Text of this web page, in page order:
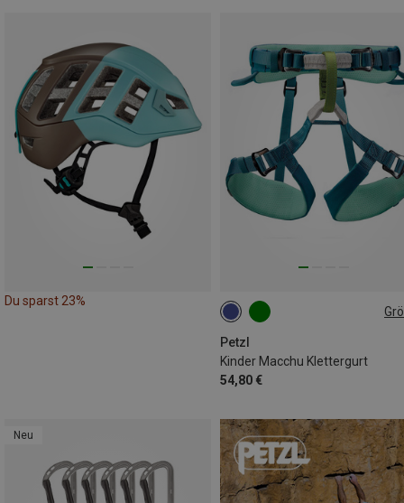
Du sparst 23%
Petzl
Kinder Macchu Klettergurt
54,80 €
54-65CM
Neu